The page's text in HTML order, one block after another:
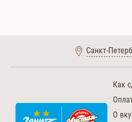
Санкт-
Как
О